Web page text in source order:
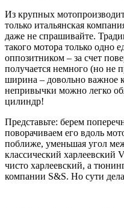
Из крупных
только итальянская
даже не спрашивайте.
такого мотора только одно
оппозитником – за счет
получается немного (но не
ширина – довольно важное
непривычки можно легко
цилиндр!
Представьте: берем
поворачиваем его вдоль
поближе, уменьшая угол
классический харлеевский
чисто харлеевский, а
компании S&S. Но сути